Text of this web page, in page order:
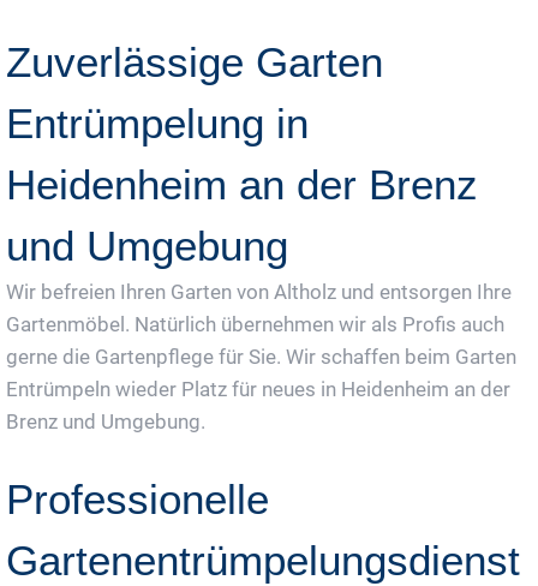
Zuverlässige Garten
Entrümpelung in
Heidenheim an der Brenz
und Umgebung
Wir befreien Ihren Garten von Altholz und entsorgen Ihre
Gartenmöbel. Natürlich übernehmen wir als Profis auch
gerne die Gartenpflege für Sie. Wir schaffen beim Garten
Entrümpeln wieder Platz für neues in Heidenheim an der
Brenz und Umgebung.
Professionelle
Gartenentrümpelungsdienst